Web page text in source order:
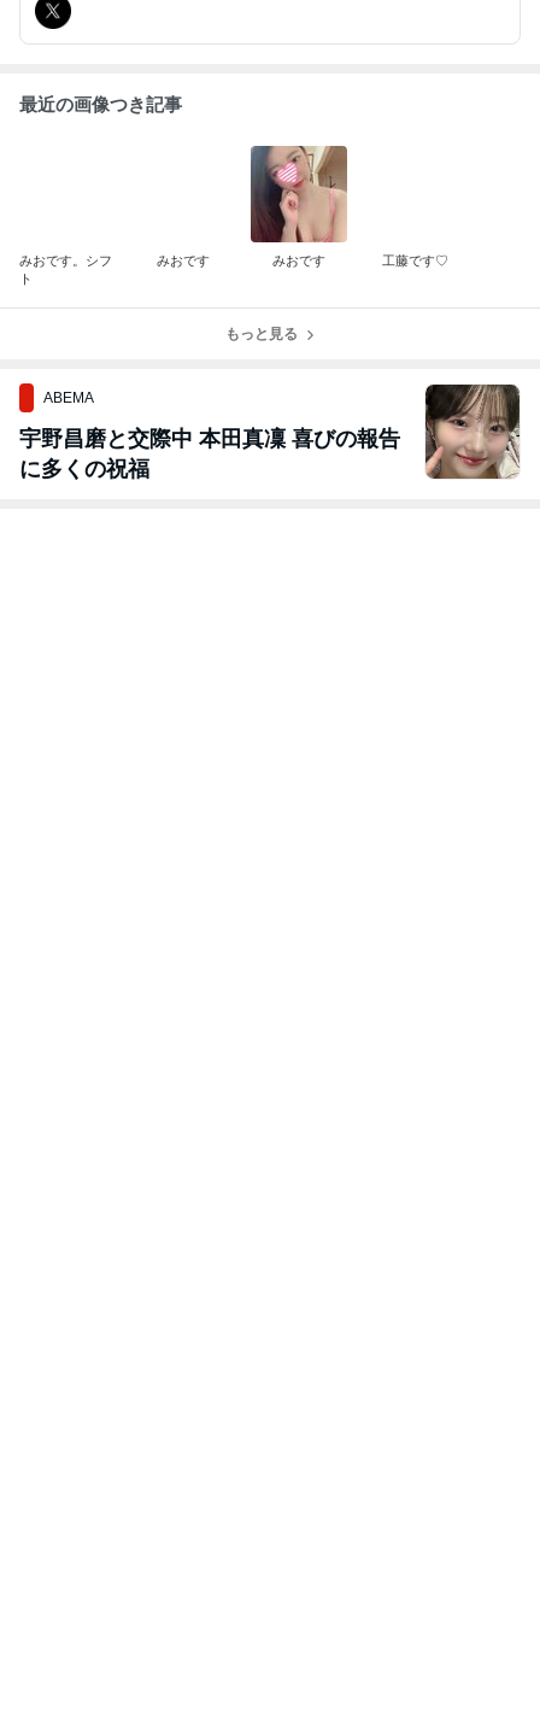
高のおもてなしをご堪能くださいませ。 究極の癒しをご提供させ
ていただきます。
最近の画像つき記事
みおです。シフ
ト
みおです みおです 工藤です♡
もっと見る
ABEMA
宇野昌磨と交際中 本田真凜 喜びの報告
に多くの祝福